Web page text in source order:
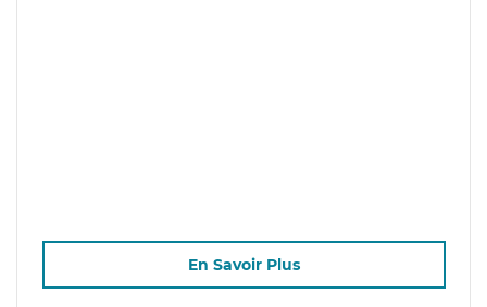
En Savoir Plus